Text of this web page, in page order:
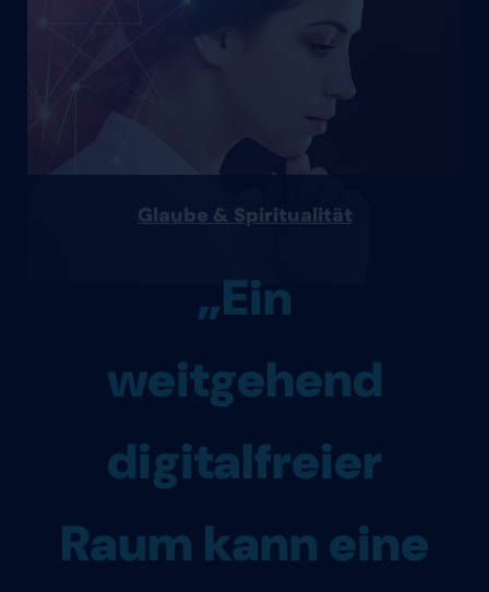
Glaube & Spiritualität
„Ein
weitgehend
digitalfreier
Raum kann eine